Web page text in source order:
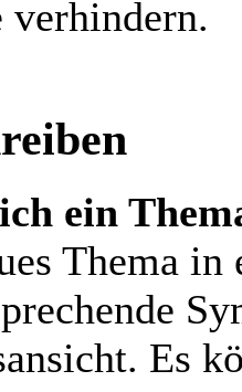
verhindern.
ein
Thema
Es